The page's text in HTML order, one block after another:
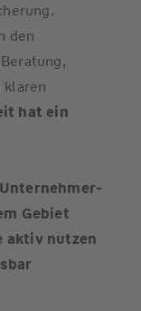
den
klaren
hat ein
Gebiet
aktiv nutzen